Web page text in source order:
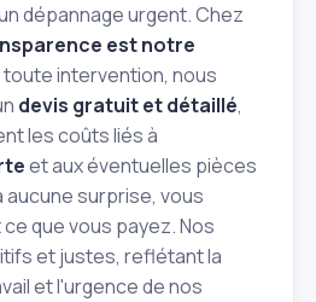
dépannage urgent. Chez
est notre
toute intervention, nous
devis gratuit et détaillé,
les coûts liés à
et aux éventuelles pièces
aucune surprise, vous
que vous payez. Nos
et justes, reflétant la
et l'urgence de nos